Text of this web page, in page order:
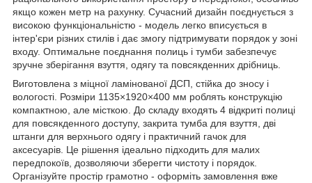
якщо кожен метр на рахунку. Сучасний дизайн поєднується з
високою функціональністю - модель легко вписується в
інтер'єри різних стилів і дає змогу підтримувати порядок у зоні
входу. Оптимальне поєднання полиць і тумби забезпечує
зручне зберігання взуття, одягу та повсякденних дрібниць.
Виготовлена з міцної ламінованої ДСП, стійка до зносу і
вологості. Розміри 1135×1920×400 мм роблять конструкцію
компактною, але місткою. До складу входять 4 відкриті полиці
для повсякденного доступу, закрита тумба для взуття, дві
штанги для верхнього одягу і практичний гачок для
аксесуарів. Це рішення ідеально підходить для малих
передпокоїв, дозволяючи зберегти чистоту і порядок.
Організуйте простір грамотно - оформіть замовлення вже